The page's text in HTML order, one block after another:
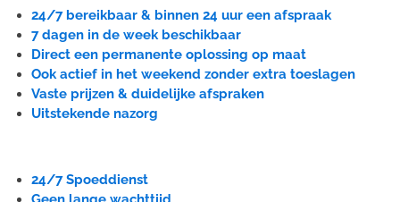
24/7 bereikbaar & binnen 24 uur een afspraak
7 dagen in de week beschikbaar
Direct een permanente oplossing op maat
Ook actief in het weekend zonder extra toeslagen
Vaste prijzen & duidelijke afspraken
Uitstekende nazorg
24/7 Spoeddienst